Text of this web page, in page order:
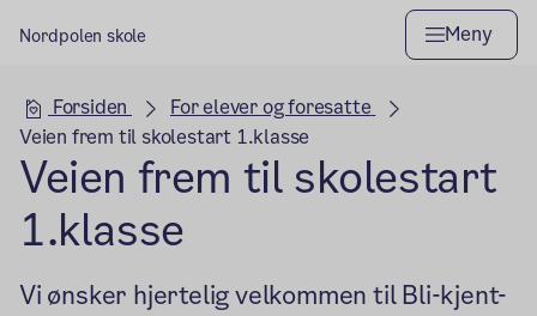
Nordpolen skole Meny
Hovedseksjon
Forsiden
For elever og foresatte
Veien frem til skolestart 1.klasse
Veien frem til skolestart
1.klasse
Vi ønsker hjertelig velkommen til Bli-kjent-